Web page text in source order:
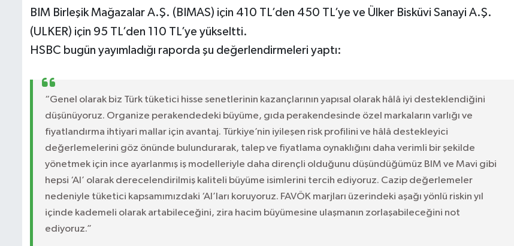
BIM Birleşik Mağazalar A.Ş. (BIMAS) için 410 TL’den 450 TL’ye ve Ülker Bisküvi Sanayi A.Ş.
(ULKER) için 95 TL’den 110 TL’ye yükseltti.
HSBC bugün yayımladığı raporda şu değerlendirmeleri yaptı:
“Genel olarak biz Türk tüketici hisse senetlerinin kazançlarının yapısal olarak hâlâ iyi desteklendiğini
düşünüyoruz. Organize perakendedeki büyüme, gıda perakendesinde özel markaların varlığı ve
fiyatlandırma ihtiyari mallar için avantaj. Türkiye’nin iyileşen risk profilini ve hâlâ destekleyici
değerlemelerini göz önünde bulundurarak, talep ve fiyatlama oynaklığını daha verimli bir şekilde
yönetmek için ince ayarlanmış iş modelleriyle daha dirençli olduğunu düşündüğümüz BIM ve Mavi gibi
hepsi ‘Al’ olarak derecelendirilmiş kaliteli büyüme isimlerini tercih ediyoruz. Cazip değerlemeler
nedeniyle tüketici kapsamımızdaki ‘Al’ları koruyoruz. FAVÖK marjları üzerindeki aşağı yönlü riskin yıl
içinde kademeli olarak artabileceğini, zira hacim büyümesine ulaşmanın zorlaşabileceğini not
ediyoruz.”